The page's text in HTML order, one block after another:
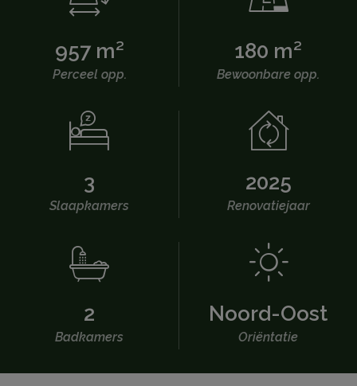
957 m²
Perceel opp.
180 m²
Bewoonbare opp.
3
Slaapkamers
2025
Renovatiejaar
2
Badkamers
Noord-Oost
Oriëntatie